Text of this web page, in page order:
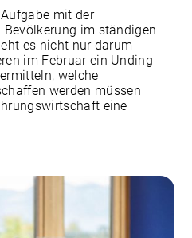
mit der
im ständigen
es nicht nur darum
im Februar ein Unding
welche
werden müssen
eine